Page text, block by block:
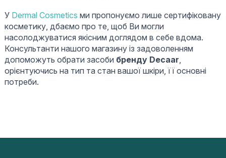
У Dermal Cosmetics ми пропонуємо лише сертифіковану
косметику, дбаємо про те, щоб Ви могли
насолоджуватися якісним доглядом в себе вдома.
Консультанти нашого магазину із задоволенням
допоможуть обрати засоби бренду Decaar,
орієнтуючись на тип та стан вашої шкіри, її основні
потреби.